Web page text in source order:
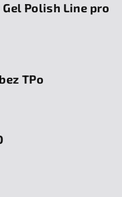
Polish Line pro
TPo